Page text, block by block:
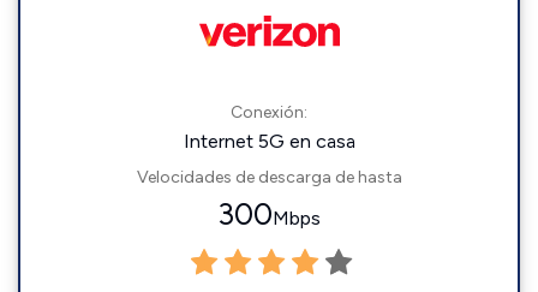
Conexión:
Internet 5G en casa
Velocidades de descarga de hasta
300Mbps